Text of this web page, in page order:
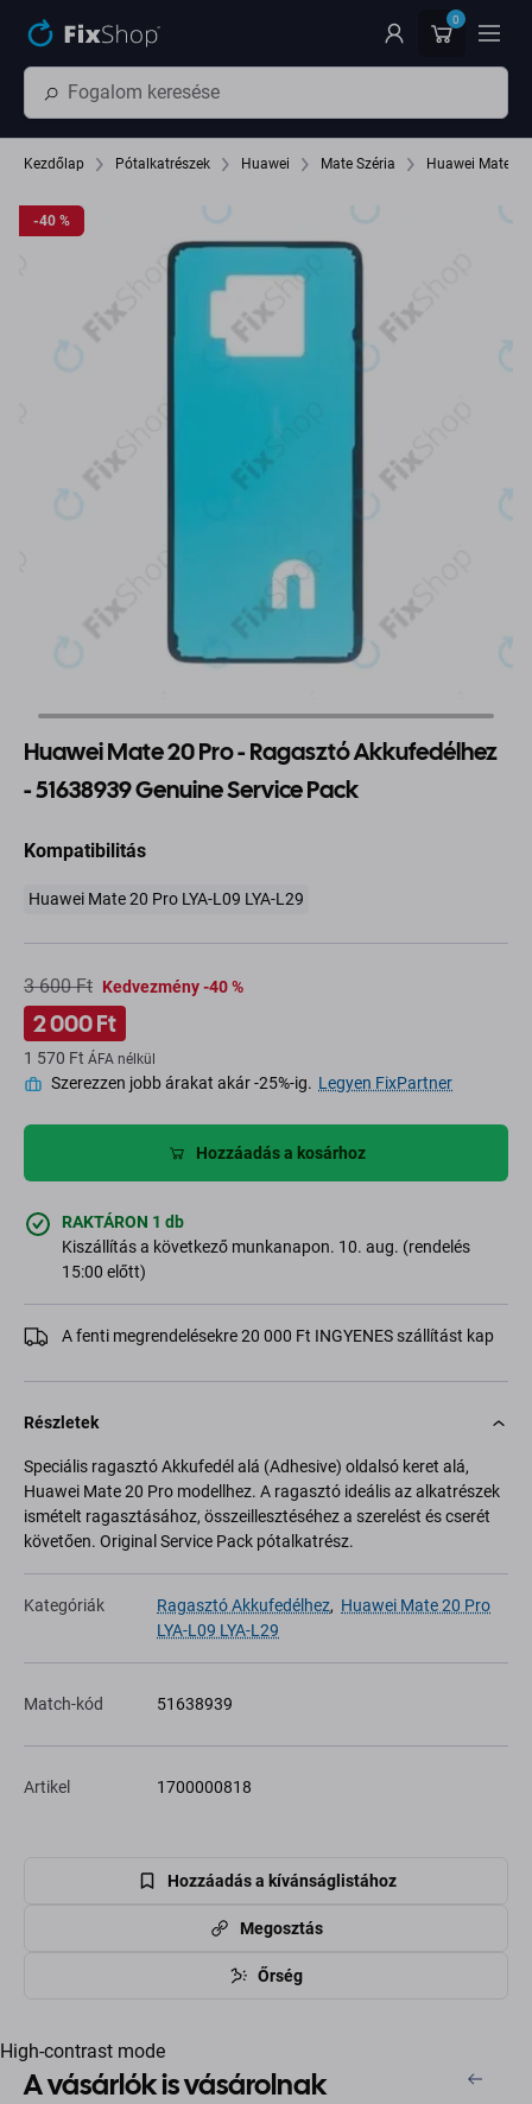
0
Kezdőlap Pótalkatrészek Huawei Mate Széria Huawei Mate 20
-40 %
-40 %
Huawei Mate 20 Pro - Ragasztó Akkufedélhez
- 51638939 Genuine Service Pack
Kompatibilitás
Huawei Mate 20 Pro LYA-L09 LYA-L29
3 600 Ft Kedvezmény -40 %
2 000 Ft
1 570 Ft ÁFA nélkül
Szerezzen jobb árakat akár -25%-ig. Legyen FixPartner
Hozzáadás a kosárhoz
RAKTÁRON 1 db
Kiszállítás a következő munkanapon. 10. aug. (rendelés
15:00 előtt)
A fenti megrendelésekre 20 000 Ft INGYENES szállítást kap
Részletek
Speciális ragasztó Akkufedél alá (Adhesive) oldalsó keret alá,
Huawei Mate 20 Pro modellhez. A ragasztó ideális az alkatrészek
ismételt ragasztásához, összeillesztéséhez a szerelést és cserét
követően. Original Service Pack pótalkatrész.
Kategóriák Ragasztó Akkufedélhez, Huawei Mate 20 Pro
LYA-L09 LYA-L29
Match-kód 51638939
Artikel 1700000818
Hozzáadás a kívánságlistához
Megosztás
Őrség
High-contrast mode
A vásárlók is vásárolnak